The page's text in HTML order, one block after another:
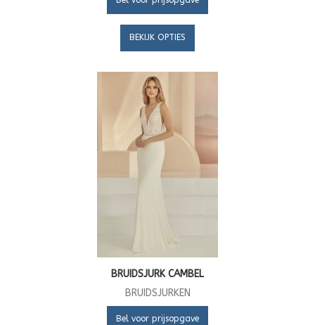
BEKIJK OPTIES
BRUIDSJURK CAMBEL
BRUIDSJURKEN
Bel voor prijsopgave